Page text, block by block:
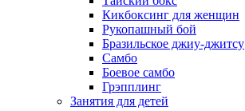
Кикбоксинг для женщин
Рукопашный бой
Бразильское джиу-джитсу
Самбо
Боевое самбо
Грэпплинг
Занятия для детей